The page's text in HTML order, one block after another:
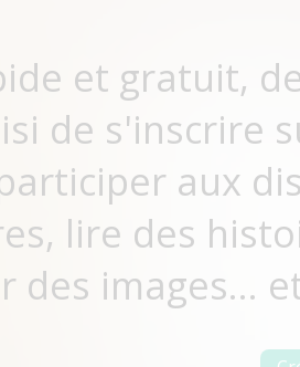
et gratuit,
de s'inscrire
aux
lire des
des images...